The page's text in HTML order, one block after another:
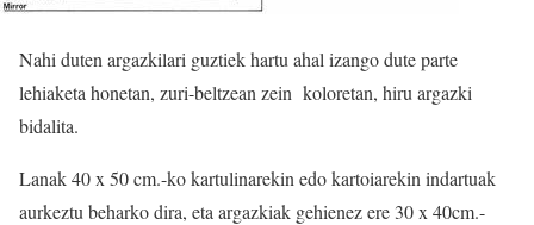
Nahi duten argazkilari guztiek hartu ahal izango dute parte
lehiaketa honetan, zuri-beltzean zein koloretan, hiru argazki
bidalita.
Lanak 40 x 50 cm.-ko kartulinarekin edo kartoiarekin indartuak
aurkeztu beharko dira, eta argazkiak gehienez ere 30 x 40cm.-